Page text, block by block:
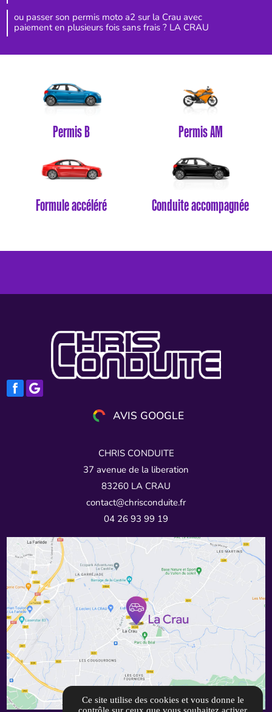
ou passer son permis moto a2 sur la Crau avec
paiement en plusieurs fois sans frais ? LA CRAU
Permis B Permis AM
Formule accéléré Conduite accompagnée
AVIS GOOGLE
CHRIS CONDUITE
37 avenue de la liberation
83260 LA CRAU
contact@chrisconduite.fr
04 26 93 99 19
Ce site utilise des cookies et vous donne le
contrôle sur ceux que vous souhaitez activer